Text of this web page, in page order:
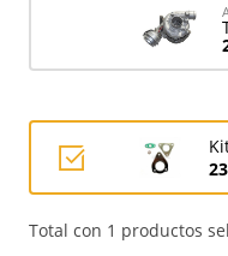
Total con 1 productos